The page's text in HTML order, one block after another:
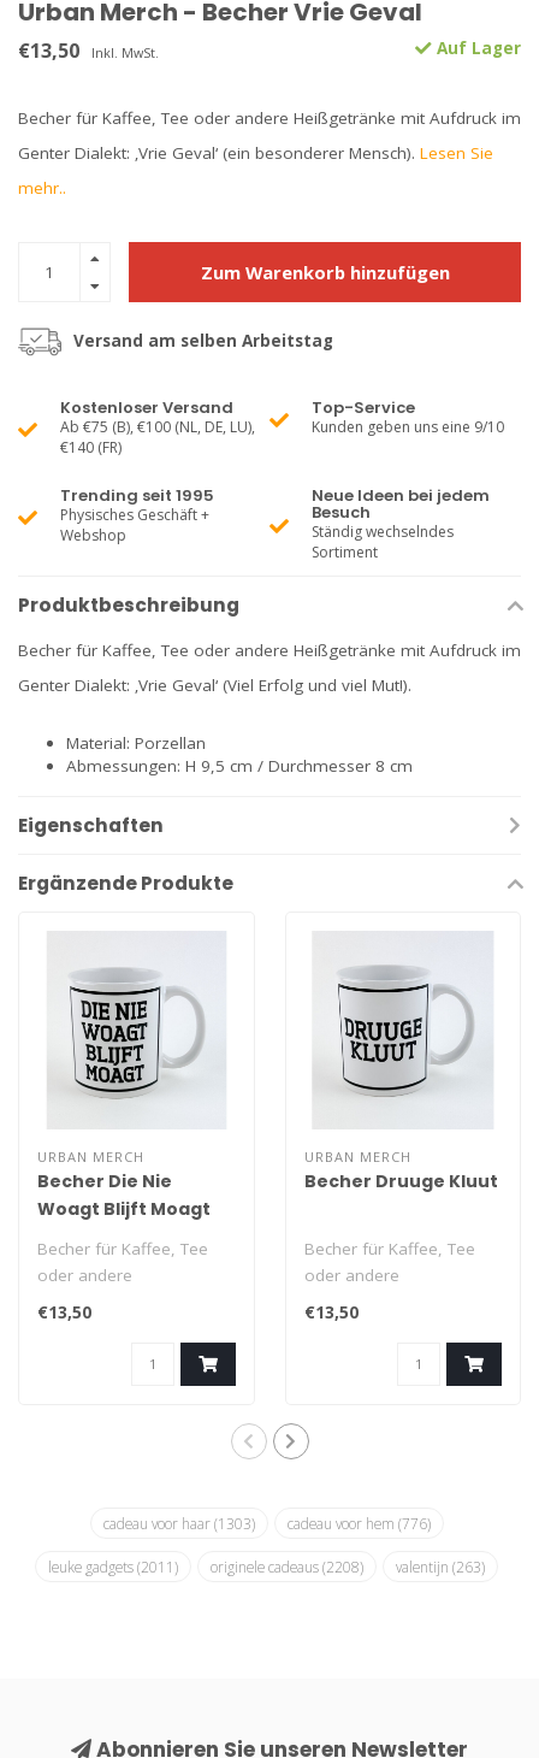
Urban Merch - Becher Vrie Geval
€13,50 Inkl. MwSt. Auf Lager
Becher für Kaffee, Tee oder andere Heißgetränke mit Aufdruck im
Genter Dialekt: ‚Vrie Geval‘ (ein besonderer Mensch). Lesen Sie
mehr..
Zum Warenkorb hinzufügen
Versand am selben Arbeitstag
Kostenloser Versand
Ab €75 (B), €100 (NL, DE, LU),
€140 (FR)
Top-Service
Kunden geben uns eine 9/10
Trending seit 1995
Physisches Geschäft +
Webshop
Neue Ideen bei jedem
Besuch
Ständig wechselndes
Sortiment
Produktbeschreibung
Becher für Kaffee, Tee oder andere Heißgetränke mit Aufdruck im
Genter Dialekt: ‚Vrie Geval‘ (Viel Erfolg und viel Mut!).
Material: Porzellan
Abmessungen: H 9,5 cm / Durchmesser 8 cm
Eigenschaften
Ergänzende Produkte
URBAN MERCH
Becher Die Nie
Woagt Blijft Moagt
Becher für Kaffee, Tee
oder andere
Heißgetränke mit
Aufdruck im Genter
€13,50
URBAN MERCH
Becher Druuge Kluut
Becher für Kaffee, Tee
oder andere
Heißgetränke mit
Aufdruck im Genter
€13,50
cadeau voor haar(1303) cadeau voor hem (776)
leuke gadgets(2011) originele cadeaus(2208) valentijn (263)
Abonnieren Sie unseren Newsletter